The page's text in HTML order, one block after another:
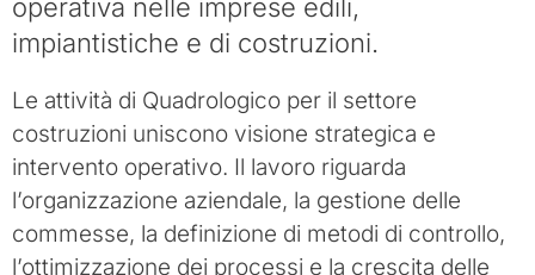
operativa nelle imprese edili,
impiantistiche e di costruzioni.
Le attività di Quadrologico per il settore
costruzioni uniscono visione strategica e
intervento operativo. Il lavoro riguarda
l’organizzazione aziendale, la gestione delle
commesse, la definizione di metodi di controllo,
l’ottimizzazione dei processi e la crescita delle